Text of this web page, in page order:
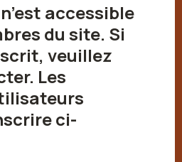
accessible
du site. Si
veuillez
Les
ci-